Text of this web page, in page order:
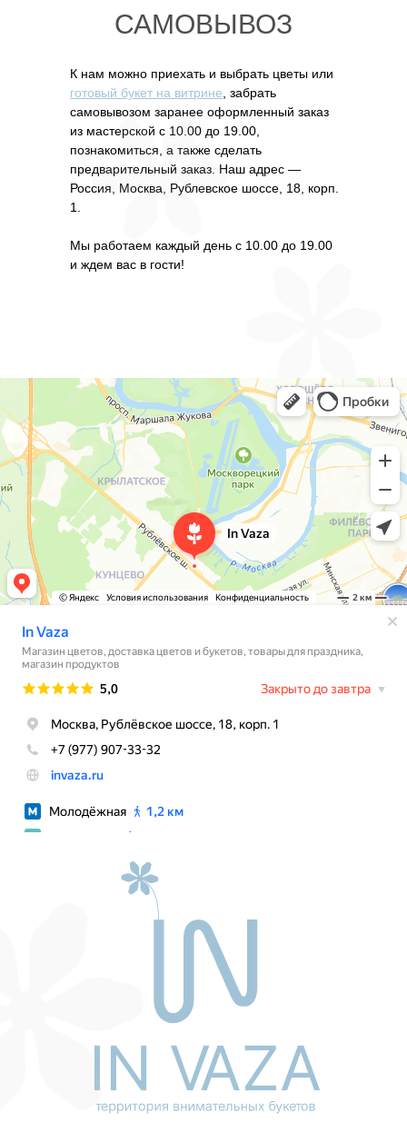
САМОВЫВОЗ
К нам можно приехать и выбрать цветы или
готовый букет на витрине , забрать
самовывозом заранее оформленный заказ
из мастерской с 10.00 до 19.00,
познакомиться, а также сделать
предварительный заказ. Наш адрес —
Россия, Москва, Рублевское шоссе, 18, корп.
1.
Мы работаем каждый день с 10.00 до 19.00
и ждем вас в гости!